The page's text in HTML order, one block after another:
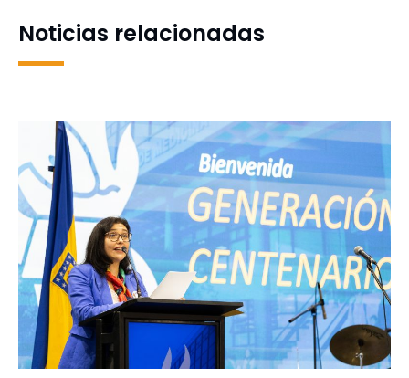
Noticias relacionadas